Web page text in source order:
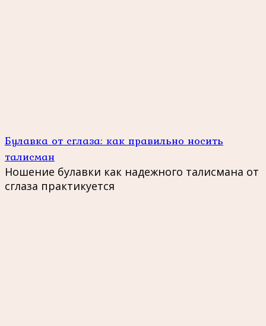
Булавка от сглаза: как правильно носить
талисман
Ношение булавки как надежного талисмана от
сглаза практикуется